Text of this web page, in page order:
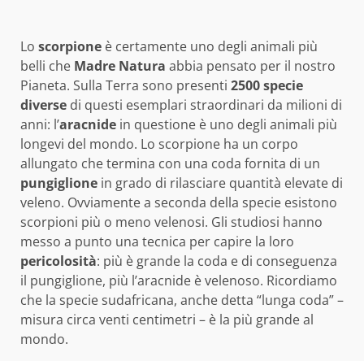
Lo scorpione è certamente uno degli animali più
belli che Madre Natura abbia pensato per il nostro
Pianeta. Sulla Terra sono presenti 2500 specie
diverse di questi esemplari straordinari da milioni di
anni: l’aracnide in questione è uno degli animali più
longevi del mondo. Lo scorpione ha un corpo
allungato che termina con una coda fornita di un
pungiglione in grado di rilasciare quantità elevate di
veleno. Ovviamente a seconda della specie esistono
scorpioni più o meno velenosi. Gli studiosi hanno
messo a punto una tecnica per capire la loro
pericolosità: più è grande la coda e di conseguenza
il pungiglione, più l’aracnide è velenoso. Ricordiamo
che la specie sudafricana, anche detta “lunga coda” –
misura circa venti centimetri – è la più grande al
mondo.